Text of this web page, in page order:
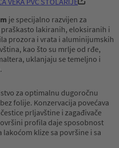
je specijalno razvijen za
lakiranih, eloksiranih i
prozora i vrata i aluminijumskih
kao što su mrlje od rđe,
uklanjaju se temeljno i
za optimalnu dugoročnu
folije. Konzervacija povećava
prljavštine i zagađivače
profila daje sposobnost
klize sa površine i sa